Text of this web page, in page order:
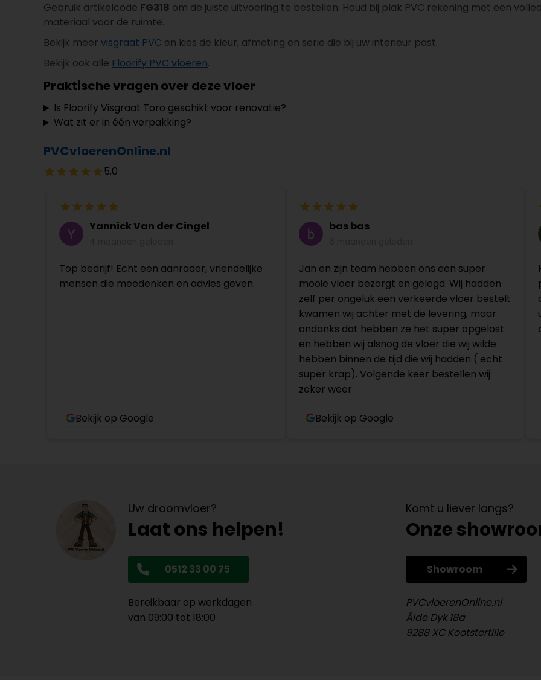
Gebruik artikelcode FG318 om de juiste uitvoering te bestellen. Houd bij plak PVC rekening met een
materiaal voor de ruimte.
Bekijk meer visgraat PVC en kies de kleur, afmeting en serie die bij uw interieur past.
Bekijk ook alle Floorify PVC vloeren.
Praktische vragen over deze vloer
Is Floorify Visgraat Toro geschikt voor renovatie?
Wat zit er in één verpakking?
PVCvloerenOnline.nl
5.0
Yannick Van der Cingel
Top bedrijf! Echt een aanrader, vriendelijke
mensen die meedenken en advies geven.
Bekijk op Google
bas bas
Jan en zijn team hebben ons een super
mooie vloer bezorgt en gelegd. Wij hadden
zelf per ongeluk een verkeerde vloer bestelt
kwamen wij achter met de levering, maar
ondanks dat hebben ze het super opgelost
en hebben wij alsnog de vloer die wij wilde
hebben binnen de tijd die wij hadden ( echt
super krap). Volgende keer bestellen wij
zeker weer
Bekijk op Google
Uw droomvloer?
Laat ons helpen!
0512 33 00 75
Bereikbaar op werkdagen
van 09:00 tot 18:00
Komt u liever langs?
Onze
Showroom
PVCvloerenOnline.nl
Âlde Dyk 18a
9288 XC Kootstertille